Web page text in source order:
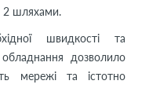
2 шляхами.
швидкості та
дозволило
мережі та істотно